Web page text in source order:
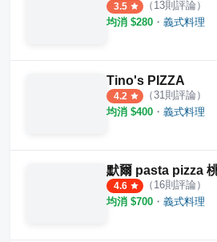
3.5 （ 13則評論）
均消 $280 ・ 義式料理
Tino's PIZZA
4.2 （31則評論）
均消 $400 ・ 義式料理
默爾 pasta pizza
4.6 （ 16則評論）
均消 $700 ・ 義式料理